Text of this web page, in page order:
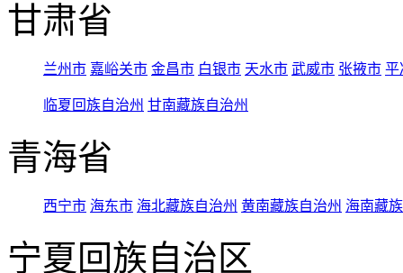
甘肃省
兰州市 嘉峪关市 金昌市 白银市 天水市 武威市 张掖市 平
临夏回族自治州 甘南藏族自治州
青海省
西宁市 海东市 海北藏族自治州 黄南藏族自治州 海南藏
宁夏回族自治区